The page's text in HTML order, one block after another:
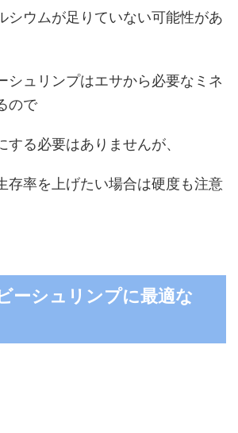
シウムが足りていない可能性があ
シュリンプはエサから必要なミネ
ので
する必要はありませんが、
存率を上げたい場合は硬度も注意
ーシュリンプに最適な